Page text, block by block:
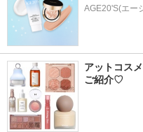
AGE20'S(エー
アットコス
ご紹介♡